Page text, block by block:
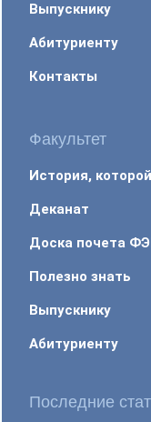
Выпускнику
Абитуриенту
Контакты
Факультет
История,
Деканат
Доска почета
Полезно знать
Выпускнику
Абитуриенту
Последние